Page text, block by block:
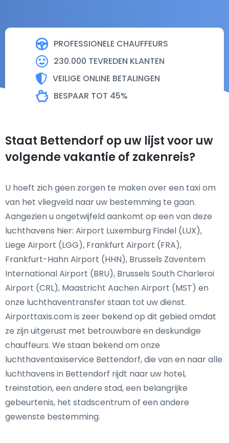
PROFESSIONELE CHAUFFEURS
230.000 TEVREDEN KLANTEN
VEILIGE ONLINE BETALINGEN
BESPAAR TOT 45%
Staat Bettendorf op uw lijst voor uw
volgende vakantie of zakenreis?
U hoeft zich geen zorgen te maken over een taxi om
van het vliegveld naar uw bestemming te gaan.
Aangezien u ongetwijfeld aankomt op een van deze
luchthavens hier: Airport Luxemburg Findel (LUX),
Liege Airport (LGG), Frankfurt Airport (FRA),
Frankfurt-Hahn Airport (HHN), Brussels Zaventem
International Airport (BRU), Brussels South Charleroi
Airport (CRL), Maastricht Aachen Airport (MST) en
onze luchthaventransfer staan tot uw dienst.
Airporttaxis.com is zeer bekend op dit gebied omdat
ze zijn uitgerust met betrouwbare en deskundige
chauffeurs. We staan bekend om onze
luchthaventaxiservice Bettendorf, die van en naar alle
luchthavens in Bettendorf rijdt naar uw hotel,
treinstation, een andere stad, een belangrijke
gebeurtenis, het stadscentrum of een andere
gewenste bestemming.